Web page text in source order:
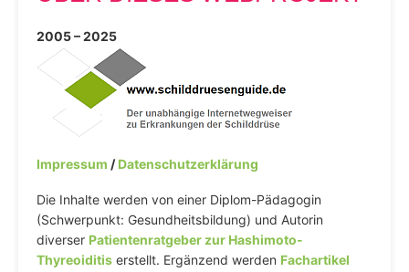
2005 – 2025
Impressum /Datenschutzerklärung
Die Inhalte werden von einer Diplom-Pädagogin
(Schwerpunkt: Gesundheitsbildung) und Autorin
diverser Patientenratgeber zur Hashimoto-
Thyreoiditis erstellt. Ergänzend werden Fachartikel